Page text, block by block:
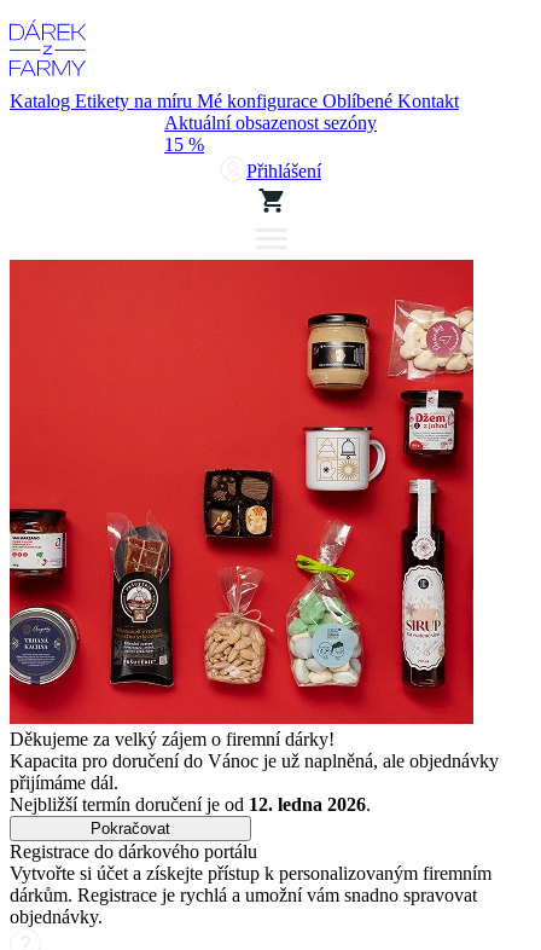
Katalog Etikety na míru Mé konfigurace Oblíbené Kontakt
Aktuální obsazenost sezóny
15 %
Přihlášení
Děkujeme za velký zájem o firemní dárky!
Kapacita pro doručení do Vánoc je už naplněná, ale objednávky
přijímáme dál.
Nejbližší termín doručení je od 12. ledna 2026.
Pokračovat
Registrace do dárkového portálu
Vytvořte si účet a získejte přístup k personalizovaným firemním
dárkům. Registrace je rychlá a umožní vám snadno spravovat
objednávky.